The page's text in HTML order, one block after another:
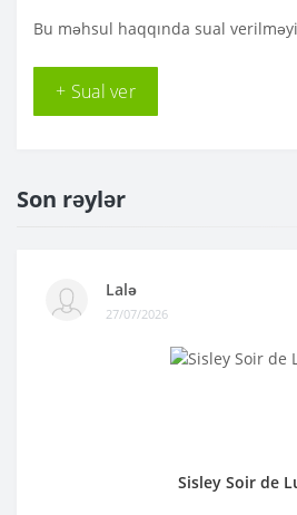
Bu məhsul haqqında sual
+ Sual ver
Son rəylər
Lalə
27/07/2026
Sisley Soir de